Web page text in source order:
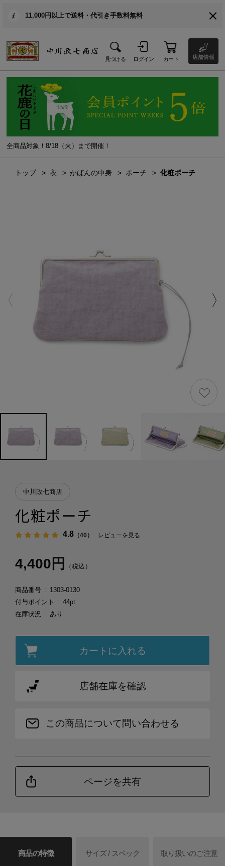
11,000円以上で送料・代引き手数料無料
見つける ログイン カート 店舗情報
全商品対象！8/18（火）まで開催！
トップ 衣 かばんの中身 ポーチ 化粧ポーチ
中川政七商店
化粧ポーチ
4.8（40） レビューを見る
4,400円 （税込）
商品番号
1303-0130
付与ポイント
44pt
在庫状況
あり
カートに入れる
店舗在庫を確認
この商品について問い合わせる
ページを共有
商品の特徴 サイズ / スペック 取り扱いのご注意